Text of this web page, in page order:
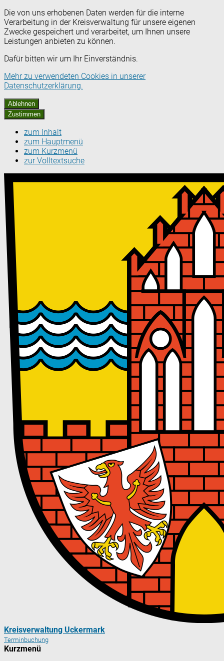
Die von uns erhobenen Daten werden für die interne
Verarbeitung in der Kreisverwaltung für unsere eigenen
Zwecke gespeichert und verarbeitet, um Ihnen unsere
Leistungen anbieten zu können.
Dafür bitten wir um Ihr Einverständnis.
Mehr zu verwendeten Cookies in unserer
Datenschutzerklärung.
Ablehnen
Zustimmen
zum Inhalt
zum Hauptmenü
zum Kurzmenü
zur Volltextsuche
Kreisverwaltung Uckermark
Terminbuchung
Kurzmenü